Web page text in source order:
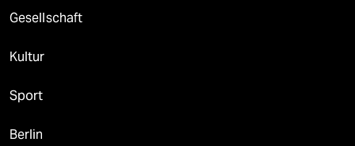
Gesellschaft
Kultur
Sport
Berlin